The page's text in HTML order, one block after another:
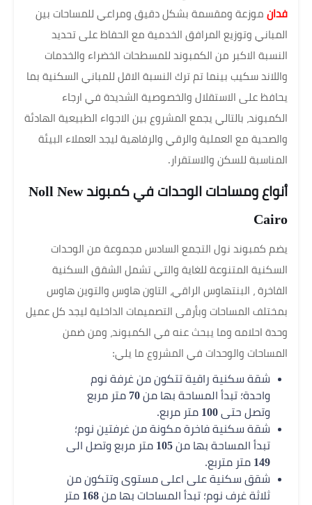
فدان موزعة ومقسمة بشكل دقيق ومراعي للمساحات بين
المباني وتوزيع المرافق الخدمية مع الحفاظ على تحديد
النسبة الاكبر من الكمبوند للمسطحات الخضراء والخدمات
واللاند سكيب بينما تم ترك النسبة الاقل للمباني السكنية بما
يحافظ على الاستقلال والخصوصية الشديدة في ارجاء
الكمبوند، بالتالي يجمع المشروع بين الاجواء الطبيعية الهادئة
والصحية مع العملية والرقي والرفاهية ليجد العملاء البيئة
المناسبة للسكن والاستقرار.
أنواع ومساحات الوحدات في كمبوند Noll New
Cairo
يضم كمبوند نول التجمع السادس مجموعة من الوحدات
السكنية المتنوعة للغاية والتي تشمل الشقق السكنية
الفاخرة ، البنتهاوس الراقي، التاون هاوس والتوين هاوس
بمختلف المساحات وبأرقى التصميمات الداخلية ليجد كل عميل
وحدة احلامه وما يبحث عنه في الكمبوند، ومن ضمن
المساحات والوحدات في المشروع ما يلي:
شقة سكنية راقية تتكون من غرفة نوم
واحدة؛ تبدأ المساحة بها من 70 متر مربع
وتصل حتى
متر مربع.
شقة سكنية فاخرة مكونة من غرفتين نوم؛
تبدأ المساحة بها من 105 متر مربع وتصل الى
149 متر متربع.
شقق سكنية على اعلى مستوى وتتكون من
ثلاثة غرف نوم؛ تبدأ المساحات بها من 168 متر